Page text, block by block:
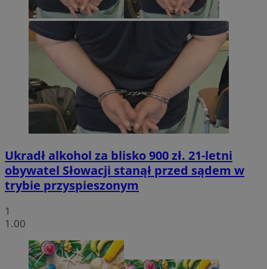
Ukradł alkohol za blisko 900 zł. 21-letni
obywatel Słowacji stanął przed sądem w
trybie przyspieszonym
1
1.00